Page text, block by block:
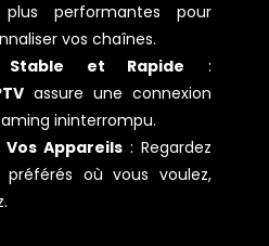
performantes pour
vos chaînes.
Stable et Rapide :
assure une connexion
ininterrompu.
Vos Appareils: Regardez
préférés où vous voulez,